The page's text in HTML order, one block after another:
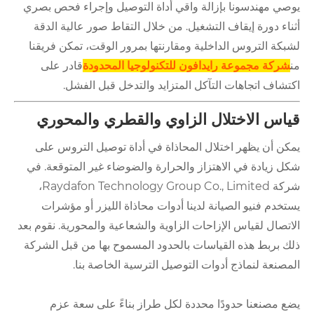
يوصي مهندسونا بإزالة واقي أداة التوصيل وإجراء فحص بصري
أثناء دورة إيقاف التشغيل. من خلال التقاط صور عالية الدقة
لشبكة التروس الداخلية ومقارنتها بمرور الوقت، تمكن فريقنا
منشركة مجموعة رايدافون للتكنولوجيا المحدودةقادر على
اكتشاف اتجاهات التآكل المتزايد والتدخل قبل الفشل.
قياس الاختلال الزاوي والقطري والمحوري
يمكن أن يظهر اختلال المحاذاة في أداة توصيل التروس على
شكل زيادة في الاهتزاز والحرارة والضوضاء غير المتوقعة. في
شركة Raydafon Technology Group Co., Limited،
يستخدم فنيو الصيانة لدينا أدوات محاذاة الليزر أو مؤشرات
الاتصال لقياس الإزاحات الزاوية والشعاعية والمحورية. نقوم بعد
ذلك بربط هذه القياسات بالحدود المسموح بها من قبل الشركة
المصنعة لنماذج أدوات التوصيل الترسية الخاصة بنا.
يضع مصنعنا حدودًا محددة لكل طراز بناءً على سعة عزم